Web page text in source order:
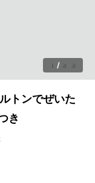
1 / 33
トンでぜいた
き